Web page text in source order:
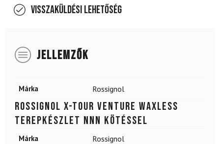
Visszaküldési lehetőség
JELLEMZŐK
Márka Rossignol
ROSSIGNOL X-Tour Venture Waxless
terepkészlet NNN kötéssel
Márka Rossignol